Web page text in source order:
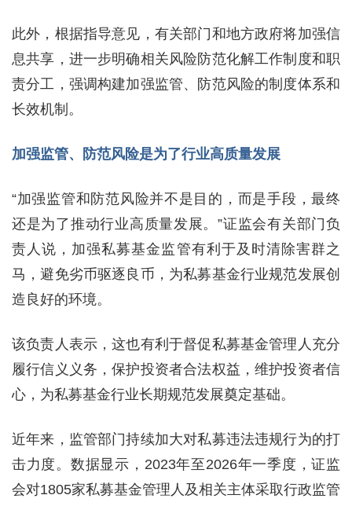
此外，根据指导意见，有关部门和地方政府将加强信
息共享，进一步明确相关风险防范化解工作制度和职
责分工，强调构建加强监管、防范风险的制度体系和
长效机制。
加强监管、防范风险是为了行业高质量发展
“加强监管和防范风险并不是目的，而是手段，最终
还是为了推动行业高质量发展。”证监会有关部门负
责人说，加强私募基金监管有利于及时清除害群之
马，避免劣币驱逐良币，为私募基金行业规范发展创
造良好的环境。
该负责人表示，这也有利于督促私募基金管理人充分
履行信义义务，保护投资者合法权益，维护投资者信
心，为私募基金行业长期规范发展奠定基础。
近年来，监管部门持续加大对私募违法违规行为的打
击力度。数据显示，2023年至2026年一季度，证监
会对1805家私募基金管理人及相关主体采取行政监管